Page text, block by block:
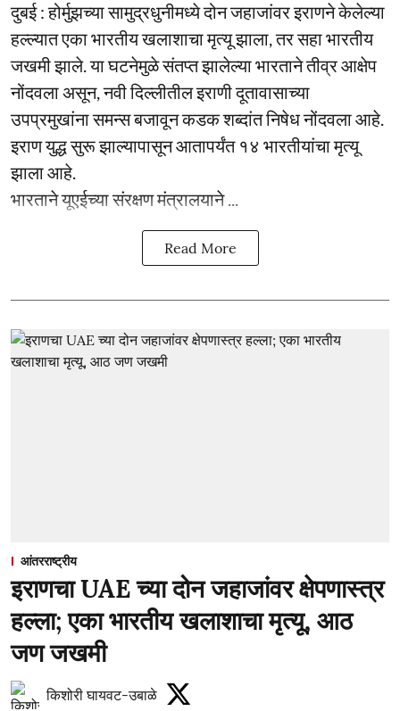
दुबई : होर्मुझच्या सामुद्रधुनीमध्ये दोन जहाजांवर इराणने केलेल्या
हल्ल्यात एका भारतीय खलाशाचा मृत्यू झाला, तर सहा भारतीय
जखमी झाले. या घटनेमुळे संतप्त झालेल्या भारताने तीव्र आक्षेप
नोंदवला असून, नवी दिल्लीतील इराणी दूतावासाच्या
उपप्रमुखांना समन्स बजावून कडक शब्दांत निषेध नोंदवला आहे.
इराण युद्ध सुरू झाल्यापासून आतापर्यंत १४ भारतीयांचा मृत्यू
झाला आहे.
भारताने यूएईच्या संरक्षण मंत्रालयाने ...
Read More
आंतरराष्ट्रीय
इराणचा UAE च्या दोन जहाजांवर क्षेपणास्त्र
हल्ला; एका भारतीय खलाशाचा मृत्यू, आठ
जण जखमी
किशोरी घायवट-उबाळे